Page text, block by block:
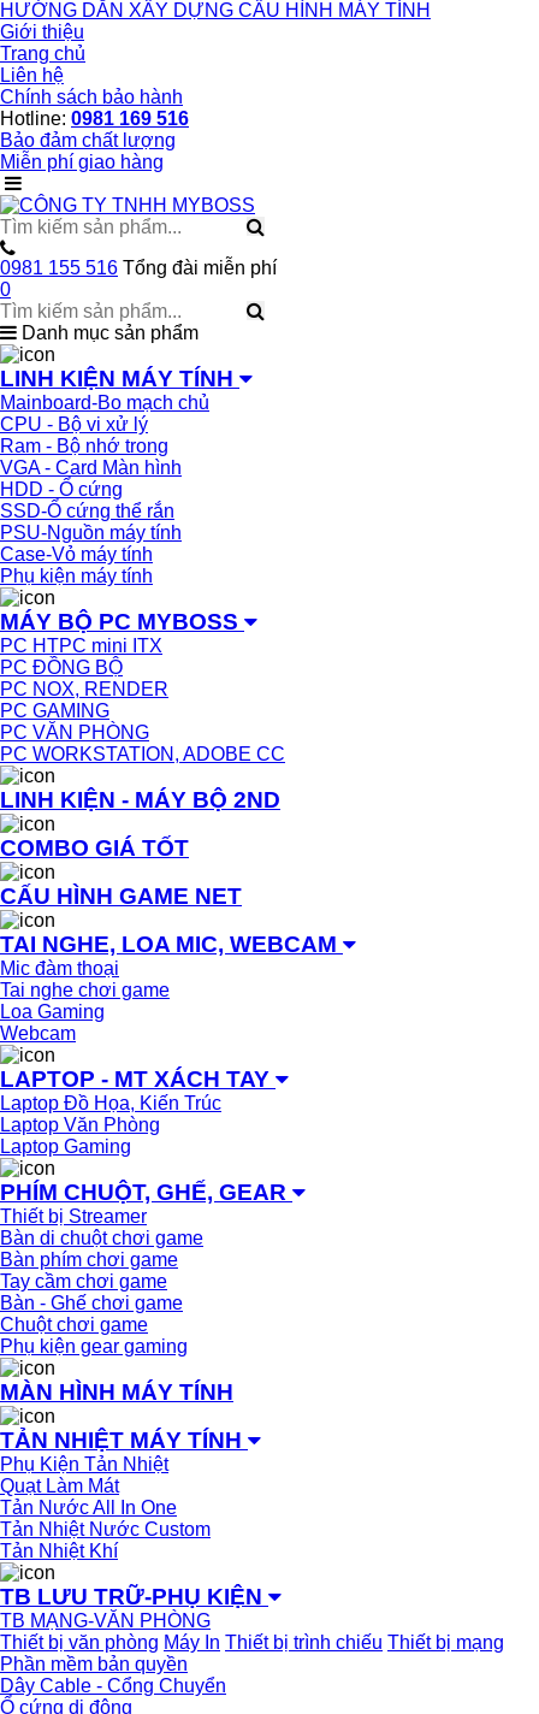
HƯỚNG DẪN XÂY DỰNG CẤU HÌNH MÁY TÍNH
Giới thiệu
Trang chủ
Liên hệ
Chính sách bảo hành
Hotline: 0981 169 516
Bảo đảm chất lượng
Miễn phí giao hàng
0981 155 516 Tổng đài miễn phí
0
Danh mục sản phẩm
LINH KIỆN MÁY TÍNH
Mainboard-Bo mạch chủ
CPU - Bộ vi xử lý
Ram - Bộ nhớ trong
VGA - Card Màn hình
HDD - Ổ cứng
SSD-Ổ cứng thể rắn
PSU-Nguồn máy tính
Case-Vỏ máy tính
Phụ kiện máy tính
MÁY BỘ PC MYBOSS
PC HTPC mini ITX
PC ĐỒNG BỘ
PC NOX, RENDER
PC GAMING
PC VĂN PHÒNG
PC WORKSTATION, ADOBE CC
LINH KIỆN - MÁY BỘ 2ND
COMBO GIÁ TỐT
CẤU HÌNH GAME NET
TAI NGHE, LOA MIC, WEBCAM
Mic đàm thoại
Tai nghe chơi game
Loa Gaming
Webcam
LAPTOP - MT XÁCH TAY
Laptop Đồ Họa, Kiến Trúc
Laptop Văn Phòng
Laptop Gaming
PHÍM CHUỘT, GHẾ, GEAR
Thiết bị Streamer
Bàn di chuột chơi game
Bàn phím chơi game
Tay cầm chơi game
Bàn - Ghế chơi game
Chuột chơi game
Phụ kiện gear gaming
MÀN HÌNH MÁY TÍNH
TẢN NHIỆT MÁY TÍNH
Phụ Kiện Tản Nhiệt
Quạt Làm Mát
Tản Nước All In One
Tản Nhiệt Nước Custom
Tản Nhiệt Khí
TB LƯU TRỮ-PHỤ KIỆN
TB MẠNG-VĂN PHÒNG
Thiết bị văn phòng Máy In Thiết bị trình chiếu Thiết bị mạng
Phần mềm bản quyền
Dây Cable - Cổng Chuyển
Ổ cứng di động